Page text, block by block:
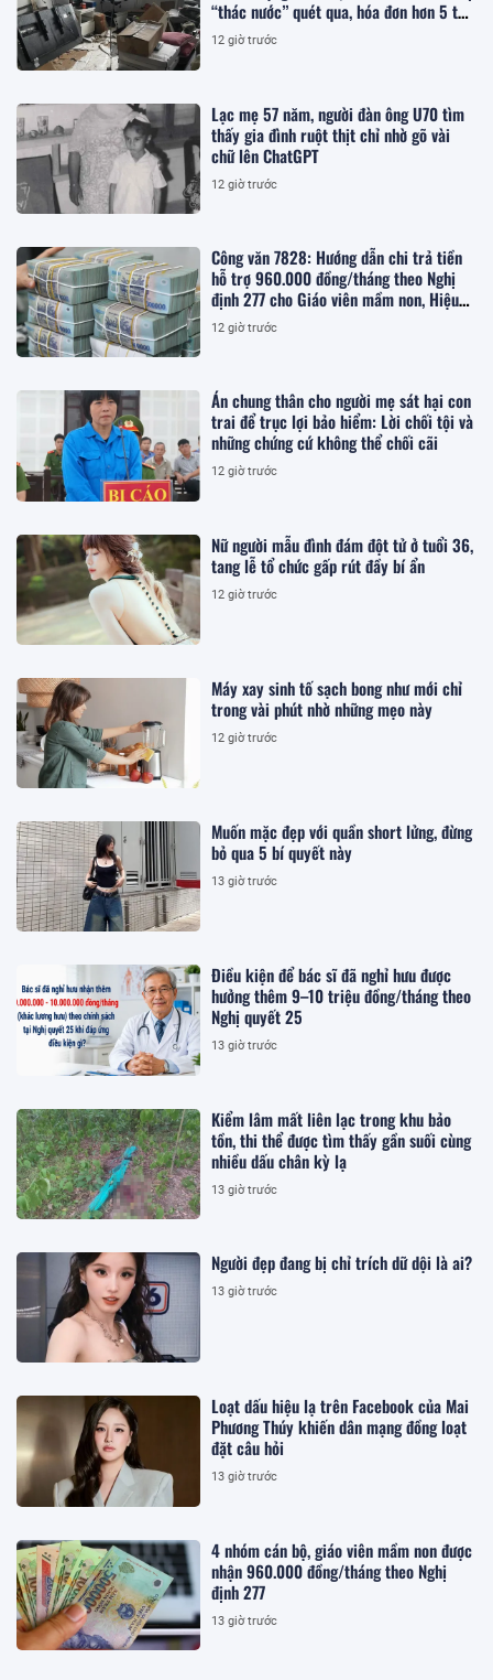
“thác nước” quét qua, hóa đơn hơn 5 tỷ
đồng chờ sẵn khiến cô bật khóc
12 giờ trước
Lạc mẹ 57 năm, người đàn ông U70 tìm
thấy gia đình ruột thịt chỉ nhờ gõ vài
chữ lên ChatGPT
12 giờ trước
Công văn 7828: Hướng dẫn chi trả tiền
hỗ trợ 960.000 đồng/tháng theo Nghị
định 277 cho Giáo viên mầm non, Hiệu
trưởng, Hiệu phó, nhân viên trường học,
cụ thể ra sao?
12 giờ trước
Án chung thân cho người mẹ sát hại con
trai để trục lợi bảo hiểm: Lời chối tội và
những chứng cứ không thể chối cãi
12 giờ trước
Nữ người mẫu đình đám đột tử ở tuổi 36,
tang lễ tổ chức gấp rút đầy bí ẩn
12 giờ trước
Máy xay sinh tố sạch bong như mới chỉ
trong vài phút nhờ những mẹo này
12 giờ trước
Muốn mặc đẹp với quần short lửng, đừng
bỏ qua 5 bí quyết này
13 giờ trước
Điều kiện để bác sĩ đã nghỉ hưu được
hưởng thêm 9–10 triệu đồng/tháng theo
Nghị quyết 25
13 giờ trước
Kiểm lâm mất liên lạc trong khu bảo
tồn, thi thể được tìm thấy gần suối cùng
nhiều dấu chân kỳ lạ
13 giờ trước
Người đẹp đang bị chỉ trích dữ dội là ai?
13 giờ trước
Loạt dấu hiệu lạ trên Facebook của Mai
Phương Thúy khiến dân mạng đồng loạt
đặt câu hỏi
13 giờ trước
4 nhóm cán bộ, giáo viên mầm non được
nhận 960.000 đồng/tháng theo Nghị
định 277
13 giờ trước